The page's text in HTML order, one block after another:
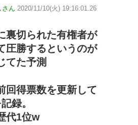
さん 2020/11/10(火) 19:16:01.26
裏切られた有権者が
圧勝するというのが
てた予測
回得票数を更新して
録。
代1位w